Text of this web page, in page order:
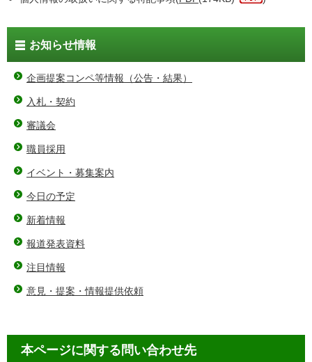
お知らせ情報
企画提案コンペ等情報（公告・結果）
入札・契約
審議会
職員採用
イベント・募集案内
今日の予定
新着情報
報道発表資料
注目情報
意見・提案・情報提供依頼
本ページに関する問い合わせ先